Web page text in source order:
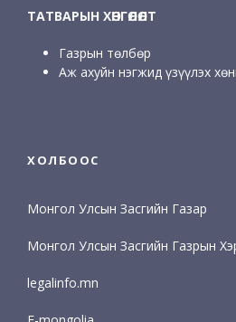
ТАТВАРЫН ХӨНГӨЛӨЛТ
Газрын төлбөр
Аж ахуйн нэгжид үзүүлэх
ХОЛБООС
Монгол Улсын Засгийн Газар
Монгол Улсын Засгийн Газрын
legalinfo.mn